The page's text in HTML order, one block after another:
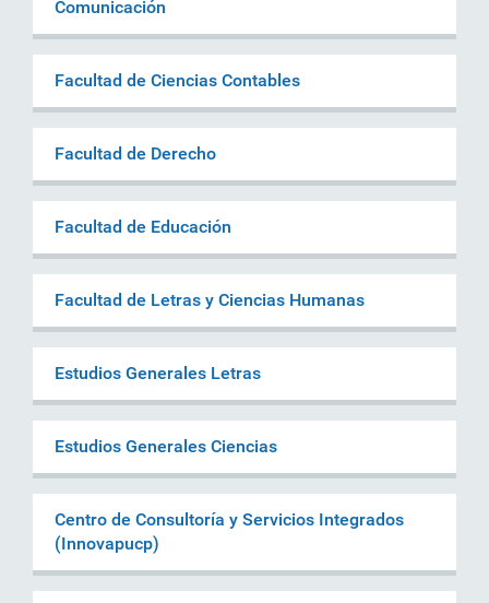
Comunicación
Facultad de Ciencias Contables
Facultad de Derecho
Facultad de Educación
Facultad de Letras y Ciencias Humanas
Estudios Generales Letras
Estudios Generales Ciencias
Centro de Consultoría y Servicios Integrados
(Innovapucp)